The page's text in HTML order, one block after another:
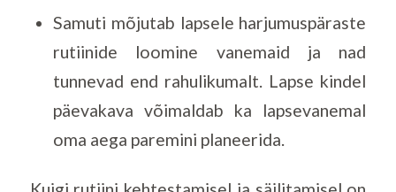
Samuti mõjutab lapsele harjumuspäraste
rutiinide loomine vanemaid ja nad
tunnevad end rahulikumalt. Lapse kindel
päevakava võimaldab ka lapsevanemal
oma aega paremini planeerida.